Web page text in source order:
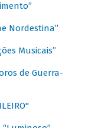
Nordestina”
Musicais”
de Guerra-